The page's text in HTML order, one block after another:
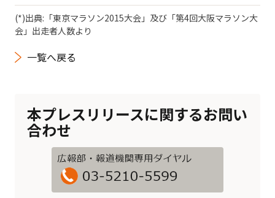
(*)出典:「東京マラソン2015大会」及び「第4回大阪マラソン大
会」出走者人数より
一覧へ戻る
本プレスリリースに関するお問い
合わせ